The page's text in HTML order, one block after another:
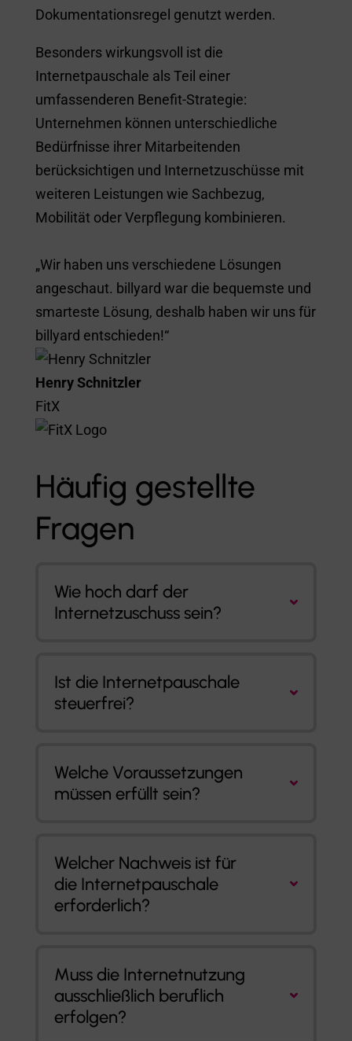
Dokumentationsregel genutzt werden.
Besonders wirkungsvoll ist die
Internetpauschale als Teil einer
umfassenderen Benefit-Strategie:
Unternehmen können unterschiedliche
Bedürfnisse ihrer Mitarbeitenden
berücksichtigen und Internetzuschüsse mit
weiteren Leistungen wie Sachbezug,
Mobilität oder Verpflegung kombinieren.
„Wir haben uns verschiedene Lösungen
angeschaut. billyard war die bequemste und
smarteste Lösung, deshalb haben wir uns für
billyard entschieden!“
Henry Schnitzler
FitX
Häufig gestellte
Fragen
Wie hoch darf der
Internetzuschuss sein?
Ist die Internetpauschale
steuerfrei?
Welche Voraussetzungen
müssen erfüllt sein?
Welcher Nachweis ist für
die Internetpauschale
erforderlich?
Muss die Internetnutzung
ausschließlich beruflich
erfolgen?